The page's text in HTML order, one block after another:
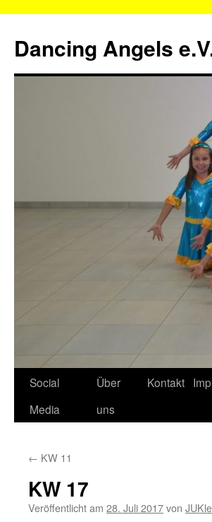
springen
Dancing Angels
Social
Media
Über
uns
Kontakt
← KW 11
KW 17
Veröffentlicht am 28. Juli 2017von